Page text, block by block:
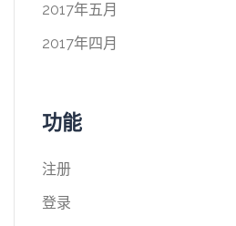
2017年五月
2017年四月
功能
注册
登录